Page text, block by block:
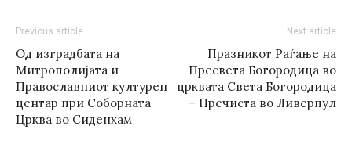
Previous article
Од изградбата на
Митрополијата и
Православниот културен
центар при Соборната
Црква во Сиденхам
Next article
Празникот Раѓање на
Пресвета Богородица во
црквата Света Богородица
– Пречиста во Ливерпул